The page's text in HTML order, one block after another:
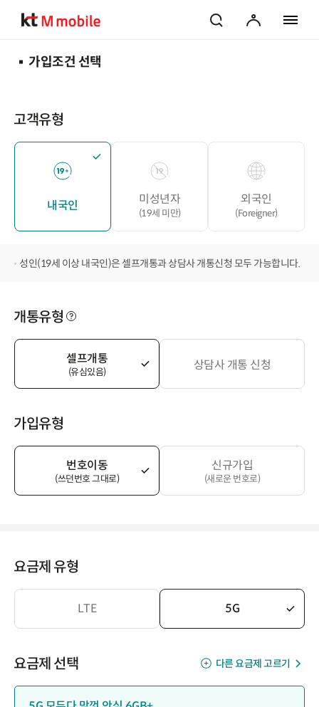
검색
마이페이지
가입조건 선택
고객유형
내국인 미성년자
(19세 미만)
외국인
(Foreigner)
성인(19세 이상 내국인)은 셀프개통과 상담사 개통신청 모두 가능합니다.
개통유형
셀프개통
(유심있음) 상담사 개통 신청
가입유형
번호이동
(쓰던번호 그대로)
신규가입
(새로운 번호로)
요금제 유형
LTE 5G
요금제 선택 다른 요금제 고르기